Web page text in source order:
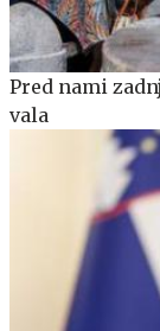
Pred nami
vala